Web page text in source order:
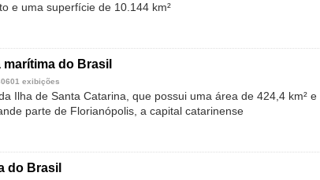
e uma superfície de 10.144 km²
marítima do Brasil
exibições
Ilha de Santa Catarina, que possui uma área de 424,4 km² e
parte de Florianópolis, a capital catarinense
do Brasil